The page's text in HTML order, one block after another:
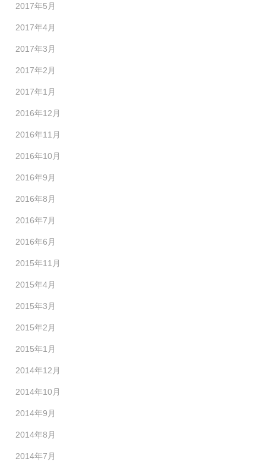
2017年5月
2017年4月
2017年3月
2017年2月
2017年1月
2016年12月
2016年11月
2016年10月
2016年9月
2016年8月
2016年7月
2016年6月
2015年11月
2015年4月
2015年3月
2015年2月
2015年1月
2014年12月
2014年10月
2014年9月
2014年8月
2014年7月